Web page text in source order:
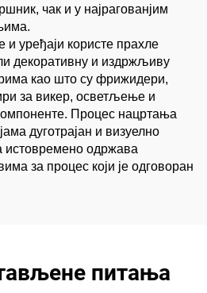
чак и у најрагованјим
уређаји користе прахле
декоративну и издржљиву
као што су фрижидери,
за викер, осветљење и
Процес нацртања
дуготрајан и визуелно
истовремено одржава
за процес који је одговоран
питања